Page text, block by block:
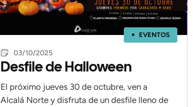
EVENTOS
03/10/2025
Desfile de Halloween
El próximo jueves 30 de octubre, ven a
Alcalá Norte y disfruta de un desfile lleno de